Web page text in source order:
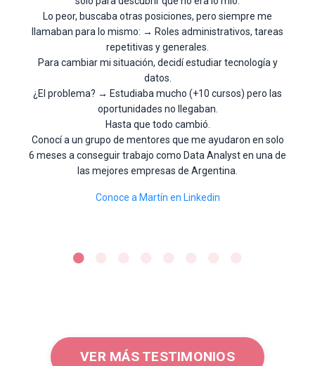
Lo peor, buscaba otras posiciones, pero siempre me
llamaban para lo mismo: → Roles administrativos, tareas
repetitivas y generales.
Para cambiar mi situación, decidí estudiar tecnología y
datos.
¿El problema? → Estudiaba mucho (+10 cursos) pero las
oportunidades no llegaban.
Hasta que todo cambió.
Conocí a un grupo de mentores que me ayudaron en solo
6 meses a conseguir trabajo como Data Analyst en una de
las mejores empresas de Argentina.
Conoce a Martín en Linkedin
VER MÁS TESTIMONIOS